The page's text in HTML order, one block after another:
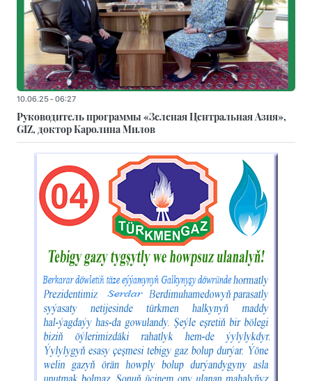
10.06.25 - 06:27
Руководитель программы «Зеленая Центральная Азия»,
GIZ, доктор Каролина Милов